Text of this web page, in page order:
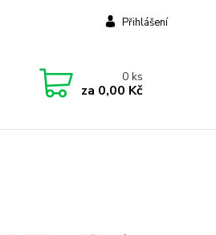
Přihlášení
0ks
za 0,00 Kč